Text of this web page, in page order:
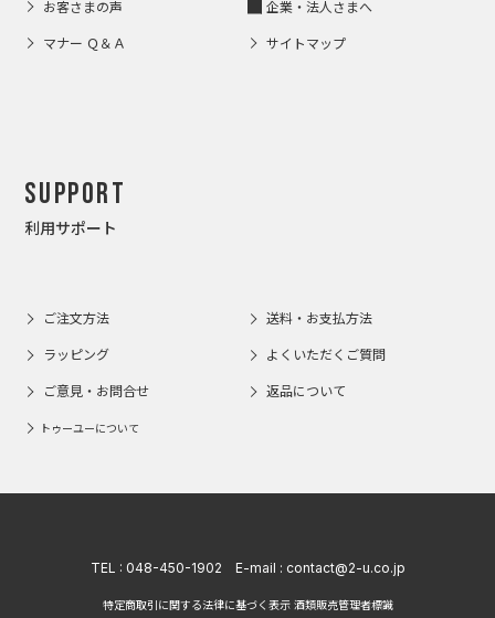
お客さまの声 企業・法人さまへ
マナー Ｑ＆Ａ サイトマップ
Support
利用サポート
ご注文方法 送料・お支払方法
ラッピング よくいただくご質問
ご意見・お問合せ 返品について
トゥーユーについて
TEL : 048-450-1902 E-mail : contact@2-u.co.jp
特定商取引に関する法律に基づく表示 酒類販売管理者標識